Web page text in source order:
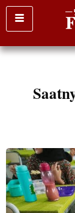
Skip
to